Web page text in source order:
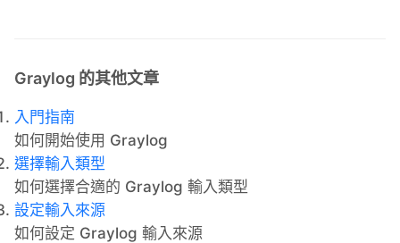
Graylog 的其他文章
入門指南
如何開始使用 Graylog
選擇輸入類型
如何選擇合適的 Graylog 輸入類型
設定輸入來源
如何設定 Graylog 輸入來源